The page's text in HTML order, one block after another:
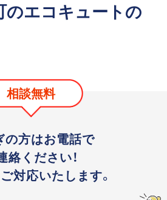
のエコキュートの
相談無料
の方はお電話で
絡ください！
対応いたします。